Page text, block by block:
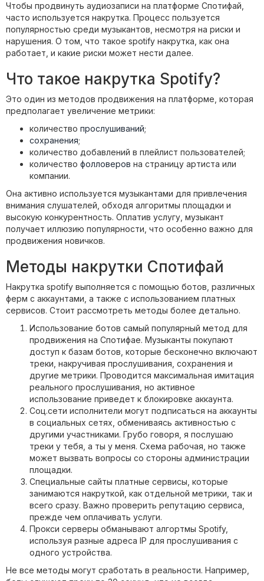
Чтобы продвинуть аудиозаписи на платформе Спотифай,
часто используется накрутка. Процесс пользуется
популярностью среди музыкантов, несмотря на риски и
нарушения. О том, что такое spotify накрутка, как она
работает, и какие риски может нести далее.
Что такое накрутка Spotify?
Это один из методов продвижения на платформе, которая
предполагает увеличение метрики:
количество прослушиваний;
сохранения;
количество добавлений в плейлист пользователей;
количество фолловеров на страницу артиста или
компании.
Она активно используется музыкантами для привлечения
внимания слушателей, обходя алгоритмы площадки и
высокую конкурентность. Оплатив услугу, музыкант
получает иллюзию популярности, что особенно важно для
продвижения новичков.
Методы накрутки Спотифай
Накрутка spotify выполняется с помощью ботов, различных
ферм с аккаунтами, а также с использованием платных
сервисов. Стоит рассмотреть методы более детально.
Использование ботов самый популярный метод для
продвижения на Спотифае. Музыканты покупают
доступ к базам ботов, которые бесконечно включают
треки, накручивая прослушивания, сохранения и
другие метрики. Проводится максимальная имитация
реального прослушивания, но активное
использование приведет к блокировке аккаунта.
Соц.сети исполнители могут подписаться на аккаунты
в социальных сетях, обмениваясь активностью с
другими участниками. Грубо говоря, я послушаю
треки у тебя, а ты у меня. Схема рабочая, но также
может вызвать вопросы со стороны администрации
площадки.
Специальные сайты платные сервисы, которые
занимаются накруткой, как отдельной метрики, так и
всего сразу. Важно проверить репутацию сервиса,
прежде чем оплачивать услуги.
Прокси серверы обманывают алгортмы Spotify,
используя разные адреса ІР для прослушивания с
одного устройства.
Не все методы могут сработать в реальности. Например,